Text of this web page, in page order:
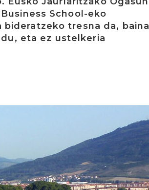
School-eko
tresna da, baina
eta ez ustelkeria